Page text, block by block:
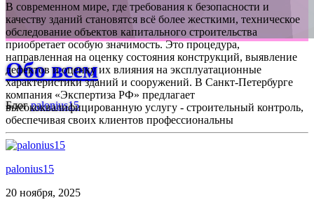
Обо всем
Блогpalonius15
В современном мире, где требования к безопасности и
качеству зданий становятся всё более жесткими, техническое
обследование объектов капитального строительства
приобретает особую значимость. Это процедура,
направленная на оценку состояния конструкций, выявление
дефектов и оценку их влияния на эксплуатационные
характеристики зданий и сооружений. В Санкт-Петербурге
компания «Экспертиза РФ» предлагает
высококвалифицированную услугу - строительный контроль,
обеспечивая своих клиентов профессиональны
palonius15
20 ноября, 2025